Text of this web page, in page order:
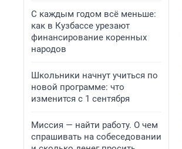
С каждым годом всё меньше:
как в Кузбассе урезают
финансирование коренных
народов
Школьники начнут учиться по
новой программе: что
изменится с 1 сентября
Миссия — найти работу. О чем
спрашивать на собеседовании